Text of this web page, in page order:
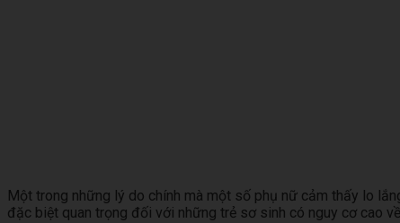
Một trong những lý do chính mà một số phụ nữ cảm thấy lo
đặc biệt quan trọng đối với những trẻ sơ sinh có nguy cơ cao